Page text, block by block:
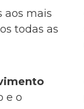
aos mais
todas as
e o